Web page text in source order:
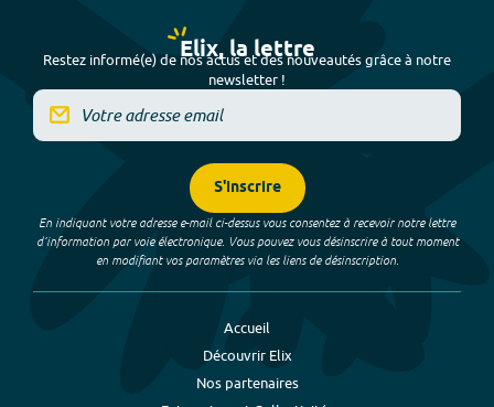
Elix, la lettre
Restez informé(e) de nos actus et des nouveautés grâce à notre
newsletter !
S'inscrire
En indiquant votre adresse e-mail ci-dessus vous consentez à recevoir notre lettre
d’information par voie électronique. Vous pouvez vous désinscrire à tout moment
en modifiant vos paramètres via les liens de désinscription.
Accueil
Découvrir Elix
Nos partenaires